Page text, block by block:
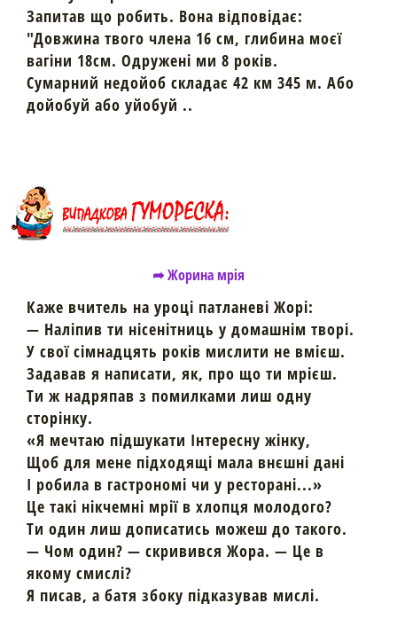
Запитав що робить. Вона відповідає:
"Довжина твого члена 16 см, глибина моєї
вагіни 18см. Одружені ми 8 років.
Сумарний недойоб складає 42 км 345 м. Або
дойобуй або уйобуй ..
➦ Жорина мрія
Каже вчитель на уроці патланеві Жорі:
— Наліпив ти нісенітниць у домашнім творі.
У свої сімнадцять років мислити не вмієш.
Задавав я написати, як, про що ти мрієш.
Ти ж надряпав з помилками лиш одну
сторінку.
«Я мечтаю підшукати Інтересну жінку,
Щоб для мене підходящі мала внєшні дані
І робила в гастрономі чи у ресторані...»
Це такі нікчемні мрії в хлопця молодого?
Ти один лиш дописатись можеш до такого.
— Чом один? — скривився Жора. — Це в
якому смислі?
Я писав, а батя збоку підказував мислі.